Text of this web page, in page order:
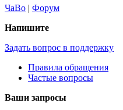
ЧаВо | Форум
Напишите
Задать вопрос в поддержку
Правила обращения
Частые вопросы
Ваши запросы